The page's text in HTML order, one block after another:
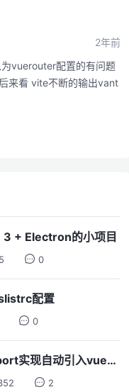
2年前
vuerouter配置的有问题
来看 vite不断的输出vant
+ Electron的小项目
0
配置
0
vite中正确使用unplugin-auto-import实现自动引入vue相关依赖（支持Eslint v9）
2